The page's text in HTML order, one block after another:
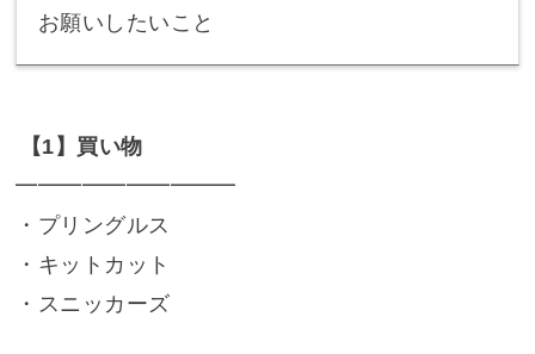
お願いしたいこと
【1】買い物
━━━━━━━━━━
・プリングルス
・キットカット
・スニッカーズ